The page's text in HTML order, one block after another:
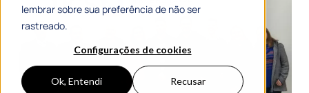
lembrar sobre sua preferência de não ser
rastreado.
Configurações de cookies
Ok, Entendi Recusar